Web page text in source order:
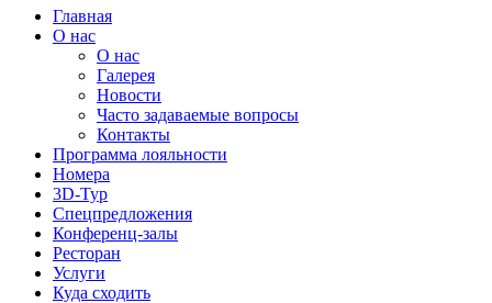
Главная
О нас
О нас
Галерея
Новости
Часто задаваемые вопросы
Контакты
Программа лояльности
Номера
3D-Тур
Спецпредложения
Конференц-залы
Ресторан
Услуги
Куда сходить